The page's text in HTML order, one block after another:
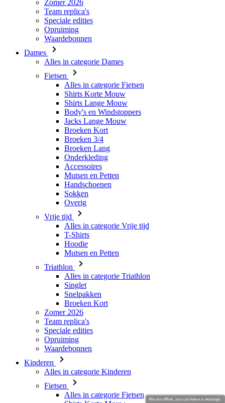
Dames
Alles in categorie Dames
Fietsen
Alles in categorie Fietsen
Shirts Lange Mouw
Body's en Windstoppers
Jacks Lange Mouw
Broeken Kort
Broeken 3/4
Broeken Lang
Onderkleding
Accessoires
Mutsen en Petten
Handschoenen
Sokken
Overig
Vrije tijd
Alles in categorie Vrije tijd
T-Shirts
Hoodie
Mutsen en Petten
Triathlon
Alles in categorie Triathlon
Singlet
Snelpakken
Broeken Kort
Zomer 2026
Team replica's
Speciale edities
Opruiming
Waardebonnen
Kinderen
Alles in categorie Kinderen
Fietsen
Alles in categorie Fietsen
Shirts Lange Mouw
Jacks Lange Mouw
Broeken Kort
Broeken Lang
We are offline, you can leave a message.